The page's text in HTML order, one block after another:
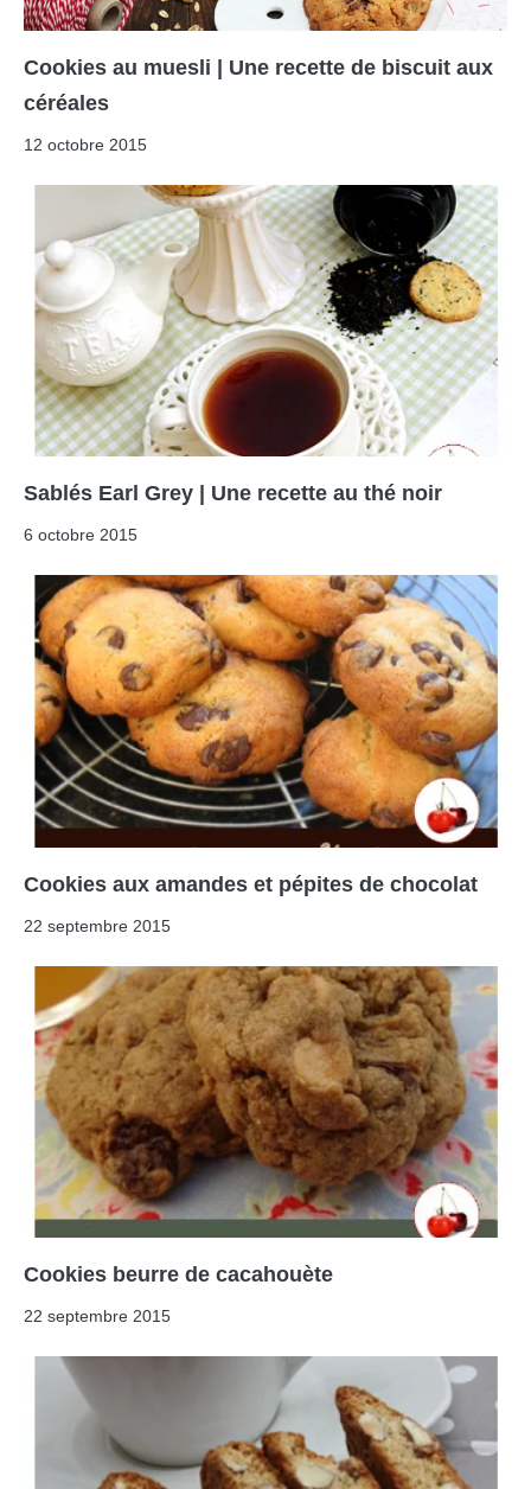
Cookies au muesli | Une recette de biscuit aux
céréales
12 octobre 2015
Sablés Earl Grey | Une recette au thé noir
6 octobre 2015
Cookies aux amandes et pépites de chocolat
22 septembre 2015
Cookies beurre de cacahouète
22 septembre 2015